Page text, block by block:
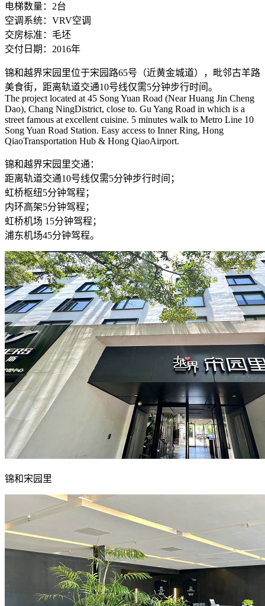
电梯数量：2台
空调系统：VRV空调
交房标准：毛坯
交付日期：2016年
锦和越界宋园里位于宋园路65号（近黄金城道），毗邻古羊路
美食街，距离轨道交通10号线仅需5分钟步行时间。
The project located at 45 Song Yuan Road (Near Huang Jin Cheng
Dao), Chang NingDistrict, close to. Gu Yang Road in which is a
street famous at excellent cuisine. 5 minutes walk to Metro Line 10
Song Yuan Road Station. Easy access to Inner Ring, Hong
QiaoTransportation Hub & Hong QiaoAirport.
锦和越界宋园里交通：
距离轨道交通10号线仅需5分钟步行时间；
虹桥枢纽5分钟驾程；
内环高架5分钟驾程；
虹桥机场 15分钟驾程；
浦东机场45分钟驾程。
锦和宋园里